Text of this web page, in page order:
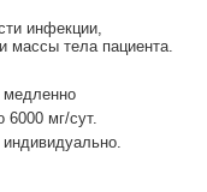
инфекции,
массы тела пациента.
медленно
мг/сут.